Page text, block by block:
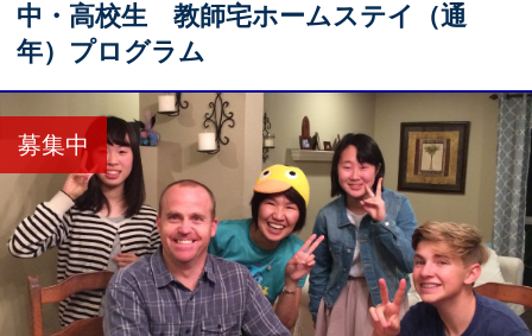
中・高校生 教師宅ホームステイ（通
年）プログラム
募集中